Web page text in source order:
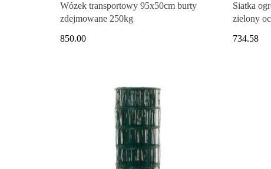
Wózek transportowy 95x50cm burty
zdejmowane 250kg
850.00
Siatka
zielony
734.58